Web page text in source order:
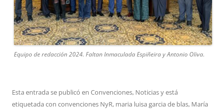
Equipo de redacción 2024. Faltan Inmaculada Espiñeira y Antonio Oliva.
Esta entrada se publicó en Convenciones, Noticiasy está
etiquetada con convenciones NyR, maria luisa garcia de blas, María